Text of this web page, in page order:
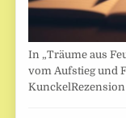
In „Träume aus
vom Aufstieg und